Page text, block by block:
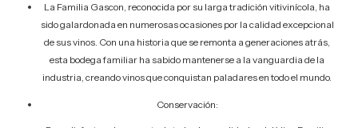
La Familia Gascon, reconocida por su larga tradición vitivinícola, ha
sido galardonada en numerosas ocasiones por la calidad excepcional
de sus vinos. Con una historia que se remonta a generaciones atrás,
esta bodega familiar ha sabido mantenerse a la vanguardia de la
industria, creando vinos que conquistan paladares en todo el mundo.
Conservación: